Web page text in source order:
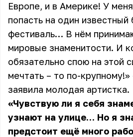
Европе, и в Америке! У
попасть на один известный
фестиваль… В нём
мировые знаменитости. И
обязательно спою на этой
мечтать – то по-крупному!»
заявила молодая артистка.
«Чувствую ли я себя
узнают на улице… Но я
предстоит ещё много